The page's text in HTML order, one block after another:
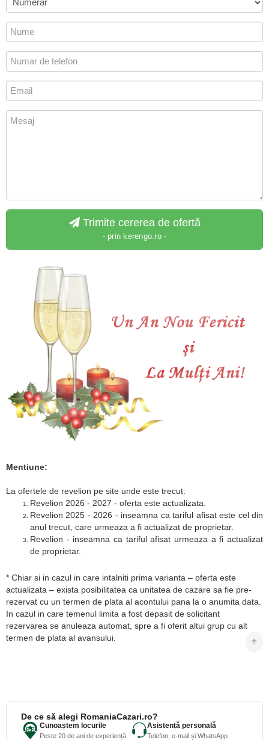
Trimite cererea de ofertă
- prin kerengo.ro -
Mentiune:
La ofertele de revelion pe site unde este trecut:
Revelion 2026 - 2027 - oferta este actualizata.
Revelion 2025 - 2026 - inseamna ca tariful afisat este cel din
anul trecut, care urmeaza a fi actualizat de proprietar.
Revelion - inseamna ca tariful afisat urmeaza a fi actualizat
de proprietar.
* Chiar si in cazul in care intalniti prima varianta – oferta este
actualizata – exista posibilitatea ca unitatea de cazare sa fie pre-
rezervat cu un termen de plata al acontului pana la o anumita data.
In cazul in care temenul limita a fost depasit de solicitant
rezervarea se anuleaza automat, spre a fi oferit altui grup cu alt
termen de plata al avansului.
De ce să alegi RomaniaCazari.ro?
Cunoaștem locurile
Peste 20 de ani de experiență
Asistență personală
Telefon, e-mail și WhatsApp